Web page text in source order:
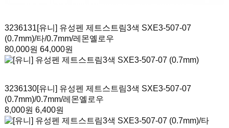
3236131[유니] 유성펜 제트스트림3색 SXE3-507-07
(0.7mm)/타/0.7mm/레몬옐로우
80,000원 64,000원
3236130[유니] 유성펜 제트스트림3색 SXE3-507-07
(0.7mm)/0.7mm/레몬옐로우
8,000원 6,400원